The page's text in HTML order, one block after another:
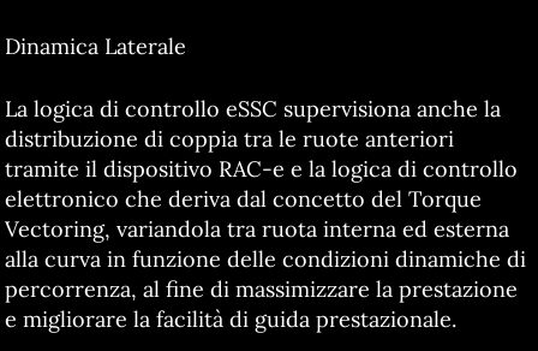
Dinamica Laterale
La logica di controllo eSSC supervisiona anche la
distribuzione di coppia tra le ruote anteriori
tramite il dispositivo RAC-e e la logica di controllo
elettronico che deriva dal concetto del Torque
Vectoring, variandola tra ruota interna ed esterna
alla curva in funzione delle condizioni dinamiche di
percorrenza, al fine di massimizzare la prestazione
e migliorare la facilità di guida prestazionale.